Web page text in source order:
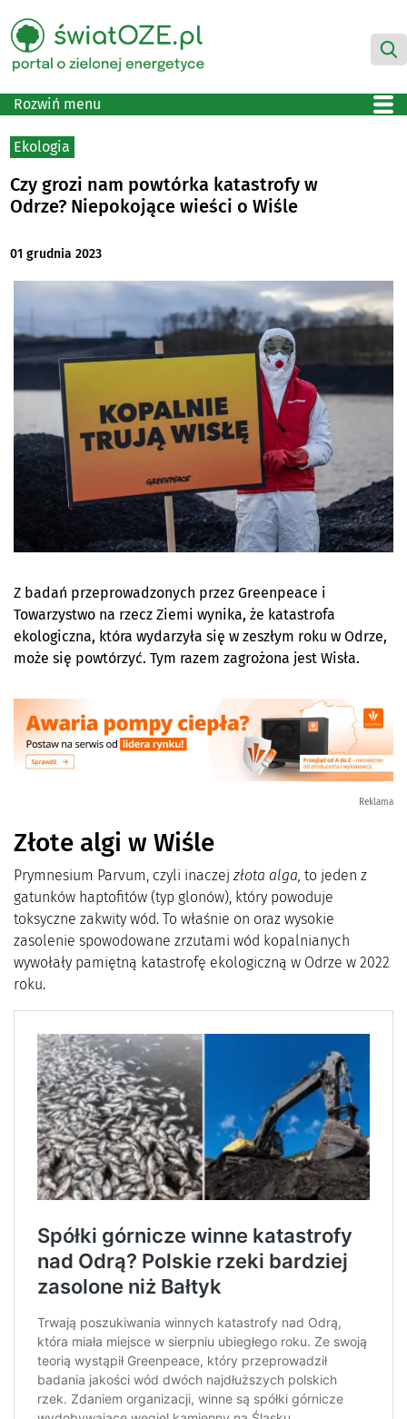
Rozwiń menu
Ekologia
Czy grozi nam powtórka katastrofy w
Odrze? Niepokojące wieści o Wiśle
01 grudnia 2023
Z badań przeprowadzonych przez Greenpeace i
Towarzystwo na rzecz Ziemi wynika, że katastrofa
ekologiczna, która wydarzyła się w zeszłym roku w Odrze,
może się powtórzyć. Tym razem zagrożona jest Wisła.
Reklama
Złote algi w Wiśle
Prymnesium Parvum, czyli inaczej złota alga, to jeden z
gatunków haptofitów (typ glonów), który powoduje
toksyczne zakwity wód. To właśnie on oraz wysokie
zasolenie spowodowane zrzutami wód kopalnianych
wywołały pamiętną katastrofę ekologiczną w Odrze w 2022
roku.